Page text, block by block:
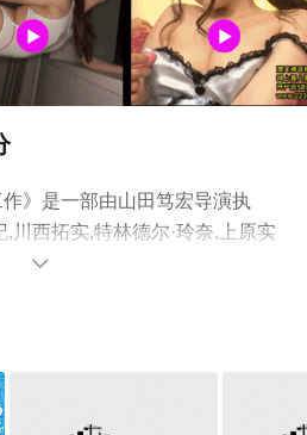
》是一部由山田笃宏导演执
川西拓实,特林德尔·玲奈,上原实
龙,竹财辉之助,石田光,寺岛忍等
删减完整版电视剧全集就来星
